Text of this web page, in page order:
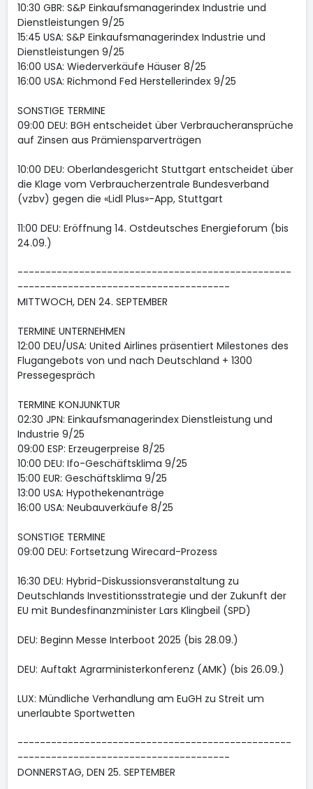
10:30 GBR: S&P Einkaufsmanagerindex Industrie und
Dienstleistungen 9/25
15:45 USA: S&P Einkaufsmanagerindex Industrie und
Dienstleistungen 9/25
16:00 USA: Wiederverkäufe Häuser 8/25
16:00 USA: Richmond Fed Herstellerindex 9/25
SONSTIGE TERMINE
09:00 DEU: BGH entscheidet über Verbraucheransprüche
auf Zinsen aus Prämiensparverträgen
10:00 DEU: Oberlandesgericht Stuttgart entscheidet über
die Klage vom Verbraucherzentrale Bundesverband
(vzbv) gegen die «Lidl Plus»-App, Stuttgart
11:00 DEU: Eröffnung 14. Ostdeutsches Energieforum (bis
24.09.)
-------------------------------------------------
--------------------------------------
MITTWOCH, DEN 24. SEPTEMBER
TERMINE UNTERNEHMEN
12:00 DEU/USA: United Airlines präsentiert Milestones des
Flugangebots von und nach Deutschland + 1300
Pressegespräch
TERMINE KONJUNKTUR
02:30 JPN: Einkaufsmanagerindex Dienstleistung und
Industrie 9/25
09:00 ESP: Erzeugerpreise 8/25
10:00 DEU: Ifo-Geschäftsklima 9/25
15:00 EUR: Geschäftsklima 9/25
13:00 USA: Hypothekenanträge
16:00 USA: Neubauverkäufe 8/25
SONSTIGE TERMINE
09:00 DEU: Fortsetzung Wirecard-Prozess
16:30 DEU: Hybrid-Diskussionsveranstaltung zu
Deutschlands Investitionsstrategie und der Zukunft der
EU mit Bundesfinanzminister Lars Klingbeil (SPD)
DEU: Beginn Messe Interboot 2025 (bis 28.09.)
DEU: Auftakt Agrarministerkonferenz (AMK) (bis 26.09.)
LUX: Mündliche Verhandlung am EuGH zu Streit um
unerlaubte Sportwetten
-------------------------------------------------
--------------------------------------
DONNERSTAG, DEN 25. SEPTEMBER